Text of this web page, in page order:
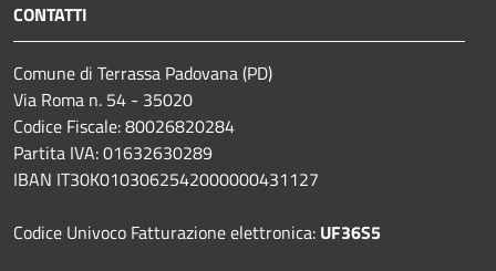
CONTATTI
Comune di Terrassa Padovana (PD)
Via Roma n. 54 - 35020
Codice Fiscale: 80026820284
Partita IVA: 01632630289
IBAN IT30K0103062542000000431127
Codice Univoco Fatturazione elettronica: UF36S5